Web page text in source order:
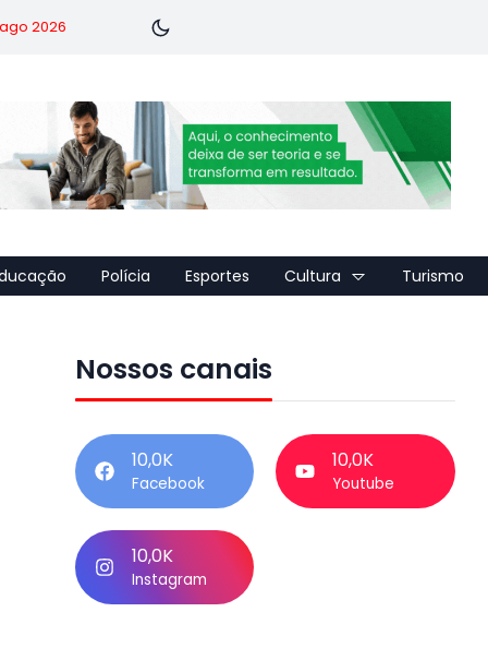
2026
Polícia Esportes Cultura Turismo
Nossos canais
10,0K
Facebook
10,0K
Youtube
10,0K
Instagram